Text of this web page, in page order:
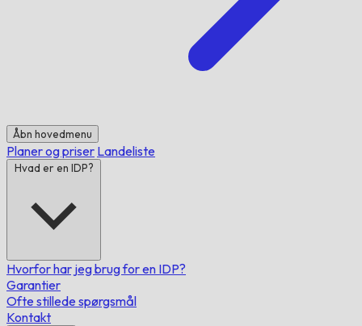
Åbn hovedmenu
Planer og priser Landeliste
Hvad er en IDP?
Hvorfor har jeg brug for en IDP?
Garantier
Ofte stillede spørgsmål
Kontakt